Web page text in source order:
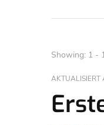
Showing: 1 -
AKTUALISIERT